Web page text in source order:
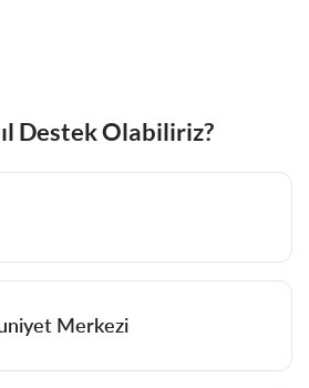
Destek Olabiliriz?
Merkezi